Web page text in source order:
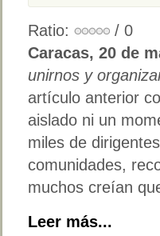
Ratio:
/ 0
Caracas, 20 de
unirnos y
artículo anterior
aislado ni un
miles de
comunidades,
muchos creían
Leer más...